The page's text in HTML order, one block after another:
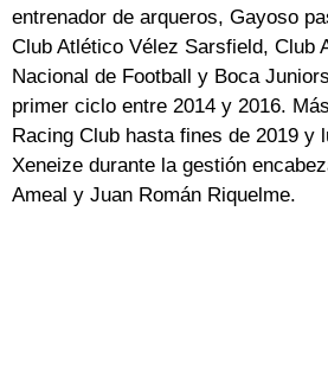
entrenador de arqueros, Gayoso
Club Atlético Vélez Sarsfield, Club
Nacional de Football y Boca
primer ciclo entre 2014 y 2016.
Racing Club hasta fines de 2019 y
Xeneize durante la gestión
Ameal y Juan Román Riquelme.